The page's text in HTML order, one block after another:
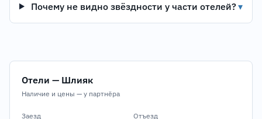
Почему не видно звёздности у части отелей?▾
Отели — Шлияк
Наличие и цены — у партнёра
Заезд Отъезд